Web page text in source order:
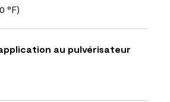
°F)
au pulvérisateur